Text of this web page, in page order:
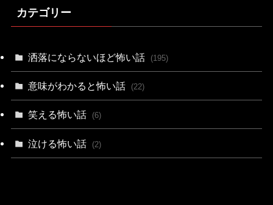
カテゴリー
洒落にならないほど怖い話 (195)
意味がわかると怖い話 (22)
笑える怖い話 (6)
泣ける怖い話 (2)